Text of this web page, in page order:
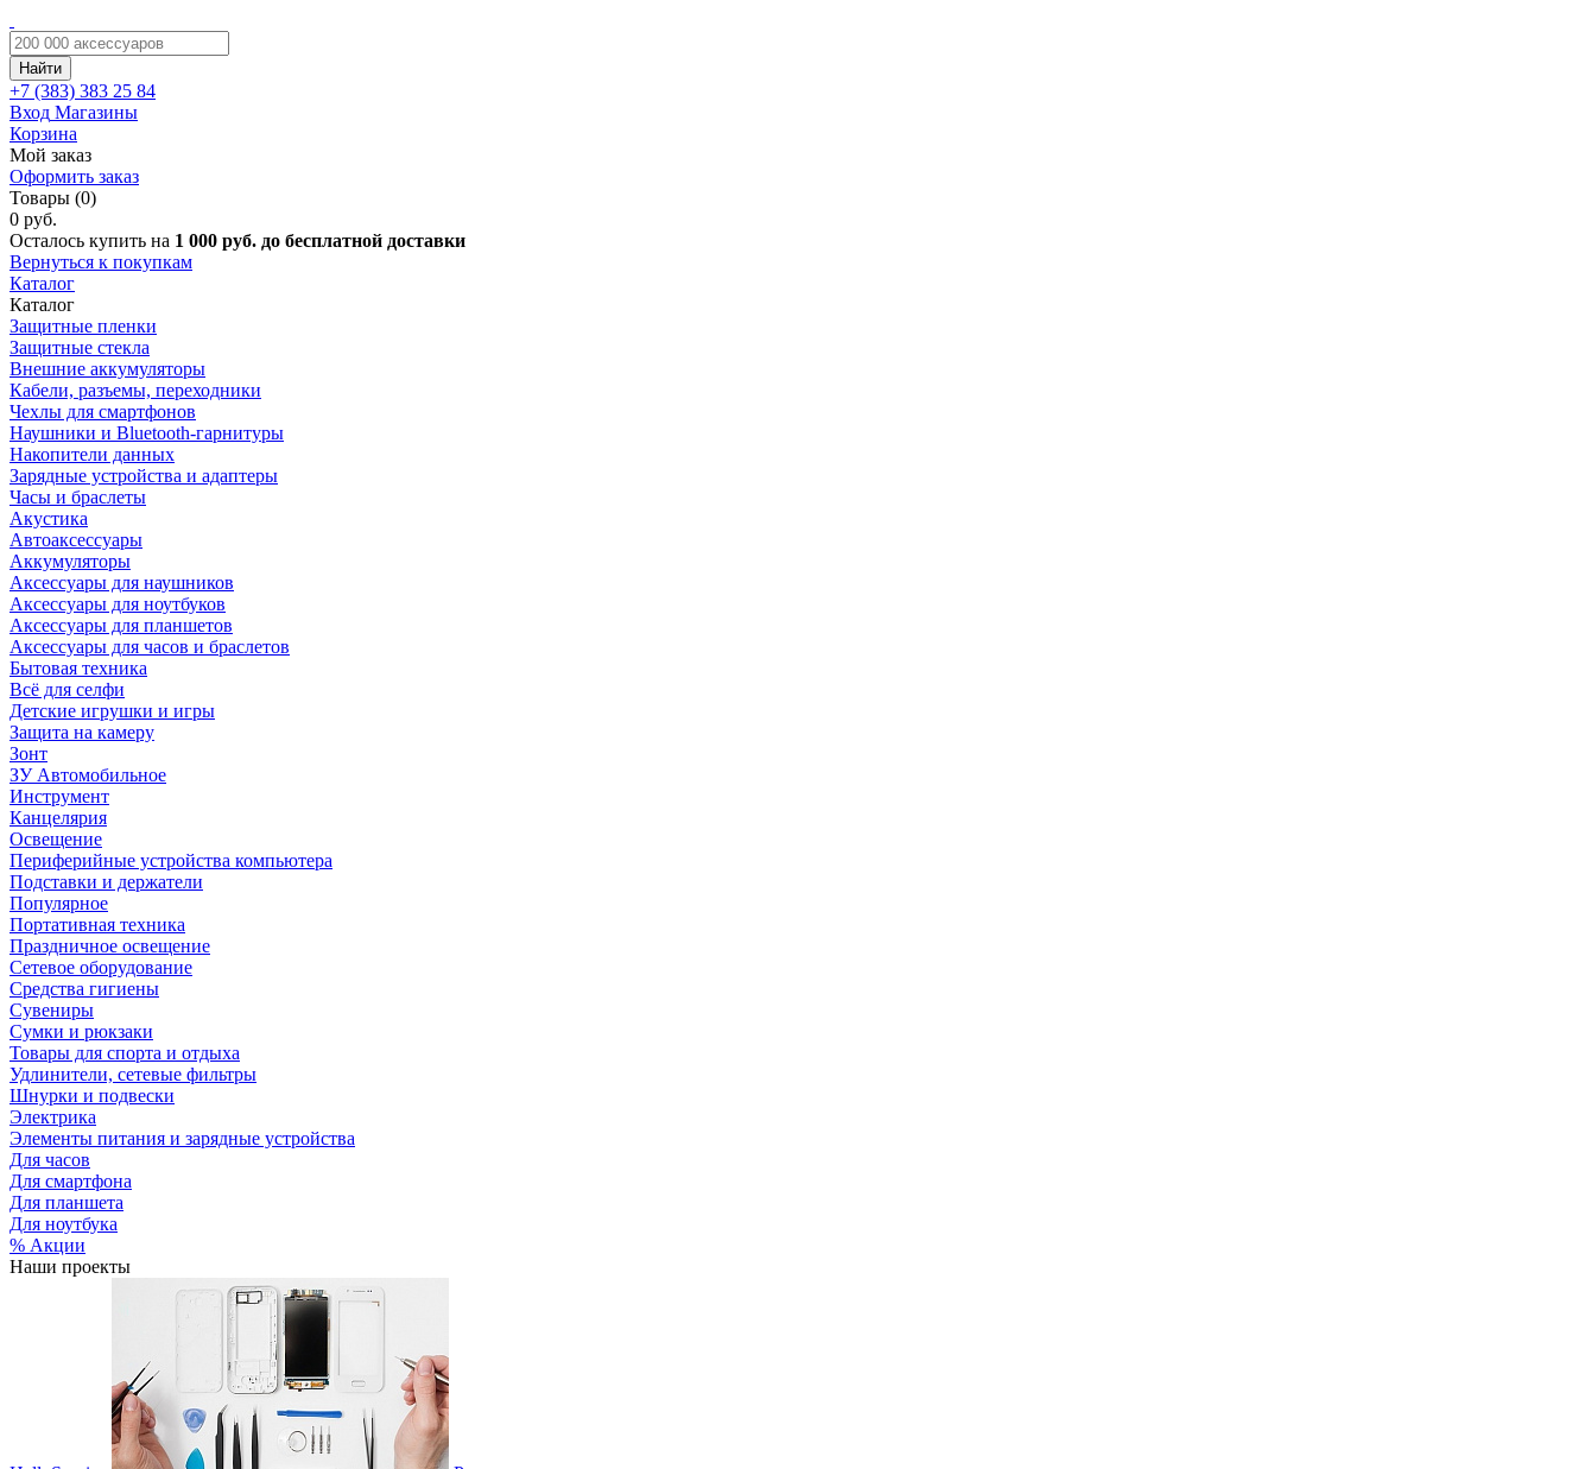
Найти
+7 (383) 383 25 84
Вход Магазины
Корзина
Мой заказ
Оформить заказ
Товары (0)
0 руб.
Осталось купить на 1 000 руб. до бесплатной доставки
Вернуться к покупкам
Каталог
Каталог
Защитные пленки
Защитные стекла
Внешние аккумуляторы
Кабели, разъемы, переходники
Чехлы для смартфонов
Наушники и Bluetooth-гарнитуры
Накопители данных
Зарядные устройства и адаптеры
Часы и браслеты
Акустика
Автоаксессуары
Аккумуляторы
Аксессуары для наушников
Аксессуары для ноутбуков
Аксессуары для планшетов
Аксессуары для часов и браслетов
Бытовая техника
Всё для селфи
Детские игрушки и игры
Защита на камеру
Зонт
ЗУ Автомобильное
Инструмент
Канцелярия
Освещение
Периферийные устройства компьютера
Подставки и держатели
Популярное
Портативная техника
Праздничное освещение
Сетевое оборудование
Средства гигиены
Сувениры
Сумки и рюкзаки
Товары для спорта и отдыха
Удлинители, сетевые фильтры
Шнурки и подвески
Электрика
Элементы питания и зарядные устройства
Для часов
Для смартфона
Для планшета
Для ноутбука
% Акции
Наши проекты